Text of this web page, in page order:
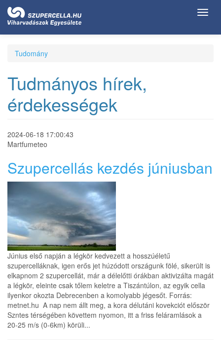
Ugrás
tartalomra
Tudomány
Tudmányos hírek,
érdekességek
2024-06-18 17:00:43
Martfumeteo
Szupercellás kezdés júniusban
Június első napján a légkör kedvezett a hosszúéletű
szupercelláknak, igen erős jet húzódott országunk fölé, sikerült is
elkapnom 2 szupercellát, már a délelőtti órákban aktivizálta magát
a légkör, eleinte csak tőlem keletre a Tiszántúlon, az egyik cella
ilyenkor okozta Debrecenben a komolyabb jégesőt. Forrás:
metnet.hu A nap nem állt meg, a kora délutáni kovekciót először
Szntes térségében követtem nyomon, itt a friss feláramlások a
20-25 m/s (0-6km) körüli...